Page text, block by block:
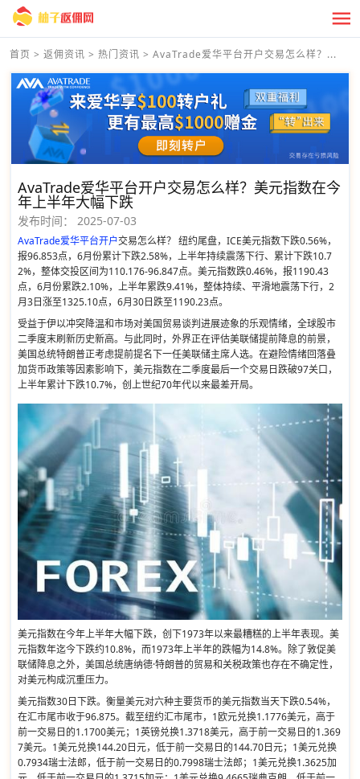
首页 > 返佣资讯 > 热门资讯 > AvaTrade爱华平台开户交易怎么样？...
AvaTrade爱华平台开户交易怎么样？美元指数在今
年上半年大幅下跌
发布时间： 2025-07-03
AvaTrade爱华平台开户交易怎么样？ 纽约尾盘，ICE美元指数下跌0.56%，
报96.853点，6月份累计下跌2.58%，上半年持续震荡下行、累计下跌10.7
2%，整体交投区间为110.176-96.847点。美元指数跌0.46%，报1190.43
点，6月份累跌2.10%，上半年累跌9.41%，整体持续、平滑地震荡下行，2
月3日涨至1325.10点，6月30日跌至1190.23点。
受益于伊以冲突降温和市场对美国贸易谈判进展迹象的乐观情绪，全球股市
二季度末刷新历史新高。与此同时，外界正在评估美联储提前降息的前景，
美国总统特朗普正考虑提前提名下一任美联储主席人选。在避险情绪回落叠
加货币政策等因素影响下，美元指数在二季度最后一个交易日跌破97关口，
上半年累计下跌10.7%，创上世纪70年代以来最差开局。
美元指数在今年上半年大幅下跌，创下1973年以来最糟糕的上半年表现。美
元指数年迄今下跌约10.8%，而1973年上半年的跌幅为14.8%。除了敦促美
联储降息之外，美国总统唐纳德·特朗普的贸易和关税政策也存在不确定性，
对美元构成沉重压力。
美元指数30日下跌。衡量美元对六种主要货币的美元指数当天下跌0.54%，
在汇市尾市收于96.875。截至纽约汇市尾市，1欧元兑换1.1776美元，高于
前一交易日的1.1700美元；1英镑兑换1.3718美元，高于前一交易日的1.369
7美元。1美元兑换144.20日元，低于前一交易日的144.70日元；1美元兑换
0.7934瑞士法郎，低于前一交易日的0.7998瑞士法郎；1美元兑换1.3625加